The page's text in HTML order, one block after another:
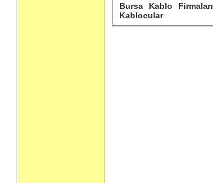
Bursa Kablo Firmaları
Kablocular